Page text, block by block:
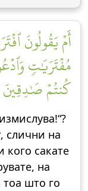
أَمۡ يَقُولُونَ
مُفۡتَرَيَٰتٖ
كُنتُمۡ صَٰدِقِينَ
слични на
кого сакате
на
што го